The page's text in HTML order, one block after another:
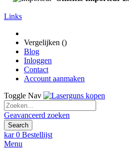
Links
Vergelijken ()
Blog
Inloggen
Contact
Account aanmaken
Toggle Nav
Geavanceerd zoeken
Search
kar 0 Bestellijst
Menu